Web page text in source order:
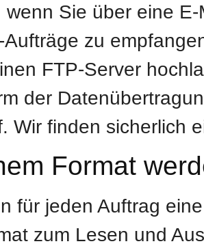
wenn Sie über eine
zu
FTP-Server
der
Wir finden sicherlich
Format
für jeden Auftrag
zum Lesen und